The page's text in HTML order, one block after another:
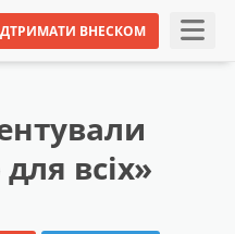
ВНЕСКОМ
всіх»